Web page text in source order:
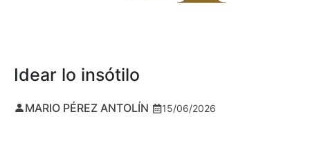
Idear lo insótilo
MARIO PÉREZ ANTOLÍN 15/06/2026